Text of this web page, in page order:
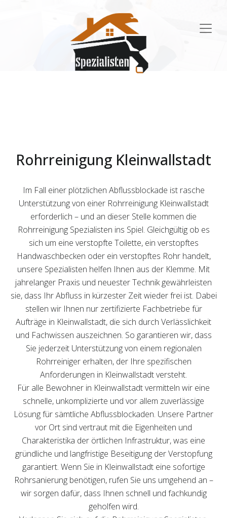
Rohrreinigung Kleinwallstadt
Im Fall einer plötzlichen Abflussblockade ist rasche
Unterstützung von einer Rohrreinigung Kleinwallstadt
erforderlich – und an dieser Stelle kommen die
Rohrreinigung Spezialisten ins Spiel. Gleichgültig ob es
sich um eine verstopfte Toilette, ein verstopftes
Handwaschbecken oder ein verstopftes Rohr handelt,
unsere Spezialisten helfen Ihnen aus der Klemme. Mit
jahrelanger Praxis und neuester Technik gewährleisten
sie, dass Ihr Abfluss in kürzester Zeit wieder frei ist. Dabei
stellen wir Ihnen nur zertifizierte Fachbetriebe für
Aufträge in Kleinwallstadt, die sich durch Verlässlichkeit
und Fachwissen auszeichnen. So garantieren wir, dass
Sie jederzeit Unterstützung von einem regionalen
Rohrreiniger erhalten, der Ihre spezifischen
Anforderungen in Kleinwallstadt versteht.
Für alle Bewohner in Kleinwallstadt vermitteln wir eine
schnelle, unkomplizierte und vor allem zuverlässige
Lösung für sämtliche Abflussblockaden. Unsere Partner
vor Ort sind vertraut mit die Eigenheiten und
Charakteristika der örtlichen Infrastruktur, was eine
gründliche und langfristige Beseitigung der Verstopfung
garantiert. Wenn Sie in Kleinwallstadt eine sofortige
Rohrsanierung benötigen, rufen Sie uns umgehend an –
wir sorgen dafür, dass Ihnen schnell und fachkundig
geholfen wird.